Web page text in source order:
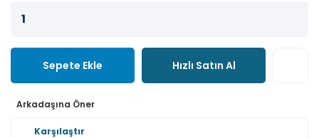
Sepete Ekle Hızlı Satın Al
Arkadaşına Öner
Karşılaştır